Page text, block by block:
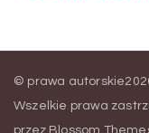
© prawa
Wszelkie prawa
przez Blossom